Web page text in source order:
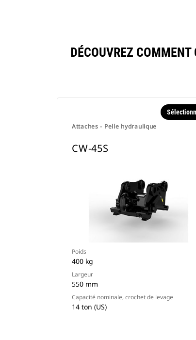
DÉCOUVREZ
Attaches - Pelle hydraulique
CW-45S
Poids
400 kg
Largeur
550 mm
Capacité nominale, crochet de levage
14 ton (US)